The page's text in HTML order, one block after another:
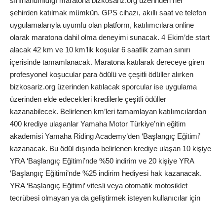
şehirden katılmak mümkün. GPS cihazı, akıllı saat ve telefon
uygulamalarıyla uyumlu olan platform, katılımcılara online
olarak maratona dahil olma deneyimi sunacak. 4 Ekim’de start
alacak 42 km ve 10 km’lik koşular 6 saatlik zaman sınırı
içerisinde tamamlanacak. Maratona katılarak dereceye giren
profesyonel koşucular para ödülü ve çeşitli ödüller alırken
bizkosariz.org üzerinden katılacak sporcular ise uygulama
üzerinden elde edecekleri kredilerle çeşitli ödüller
kazanabilecek. Belirlenen km’leri tamamlayan katılımcılardan
400 krediye ulaşanlar Yamaha Motor Türkiye’nin eğitim
akademisi Yamaha Riding Academy’den ‘Başlangıç Eğitimi’
kazanacak. Bu ödül dışında belirlenen krediye ulaşan 10 kişiye
YRA ‘Başlangıç Eğitimi’nde %50 indirim ve 20 kişiye YRA
‘Başlangıç Eğitimi’nde %25 indirim hediyesi hak kazanacak.
YRA ‘Başlangıç Eğitimi’ vitesli veya otomatik motosiklet
tecrübesi olmayan ya da geliştirmek isteyen kullanıcılar için